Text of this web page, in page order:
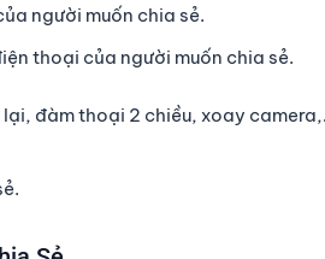
người muốn chia sẻ.
thoại của người muốn chia sẻ.
đàm thoại 2 chiều, xoay